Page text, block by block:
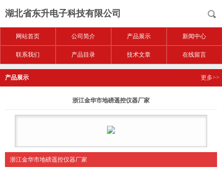
湖北省东升电子科技有限公司
网站首页 公司简介 产品展示 新闻中心
联系我们 产品目录 技术文章 在线留言
产品展示 更多>>
浙江金华市地磅遥控仪器厂家
浙江金华市地磅遥控仪器厂家